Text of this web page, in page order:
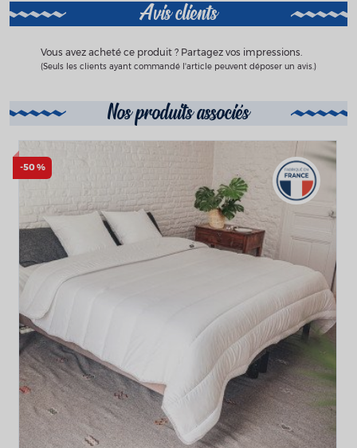
Avis clients
Vous avez acheté ce produit ? Partagez vos impressions.
(Seuls les clients ayant commandé l'article peuvent déposer un avis.)
Nos produits associés
-50 %